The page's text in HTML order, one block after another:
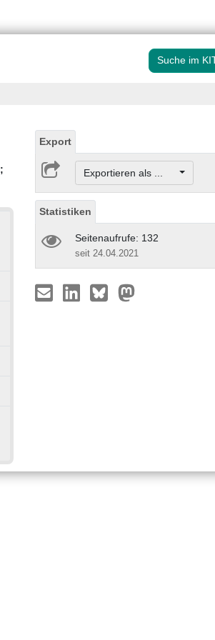
Suche im
;
Export
Exportieren als ...
Statistiken
Seitenaufrufe: 132
seit 24.04.2021